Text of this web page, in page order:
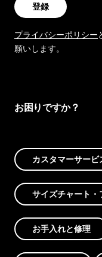
登録
プライバシーポリシー
願いします。
お困りですか？
カスタマーサービ
サイズチャート・
お手入れと修理